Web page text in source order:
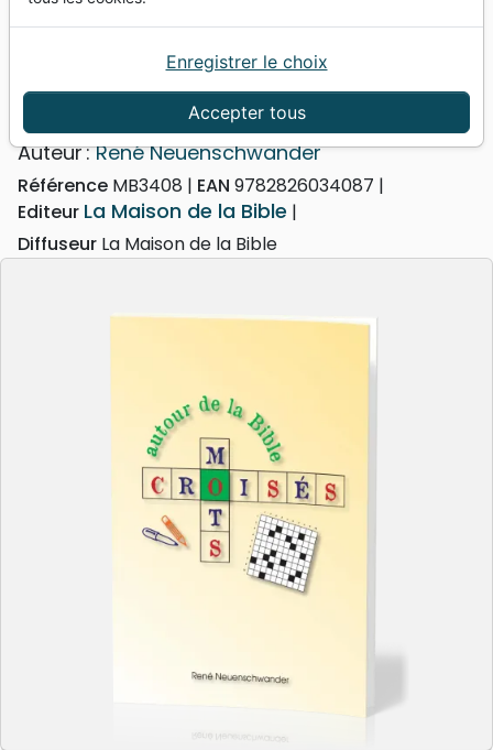
depuis votre pays (United States).
Mots-croisés autour de la Bible
Mots-croisés autour de la Bible
Auteur :René Neuenschwander
Référence MB3408 EAN 9782826034087
Editeur La Maison de la Bible
Diffuseur La Maison de la Bible
Accepter tous
Enregistrer le choix